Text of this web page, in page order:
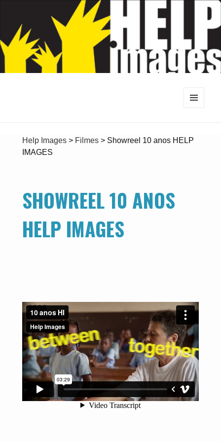
Help Images> Filmes> Showreel 10 anos HELP
IMAGES
SHOWREEL 10 ANOS
HELP IMAGES